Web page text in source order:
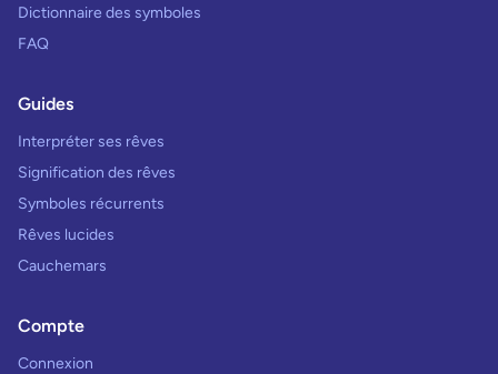
Dictionnaire des symboles
FAQ
Guides
Interpréter ses rêves
Signification des rêves
Symboles récurrents
Rêves lucides
Cauchemars
Compte
Connexion